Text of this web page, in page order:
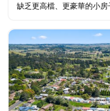
缺乏更高檔、更豪華的小
想出發，Hideout Cabins…